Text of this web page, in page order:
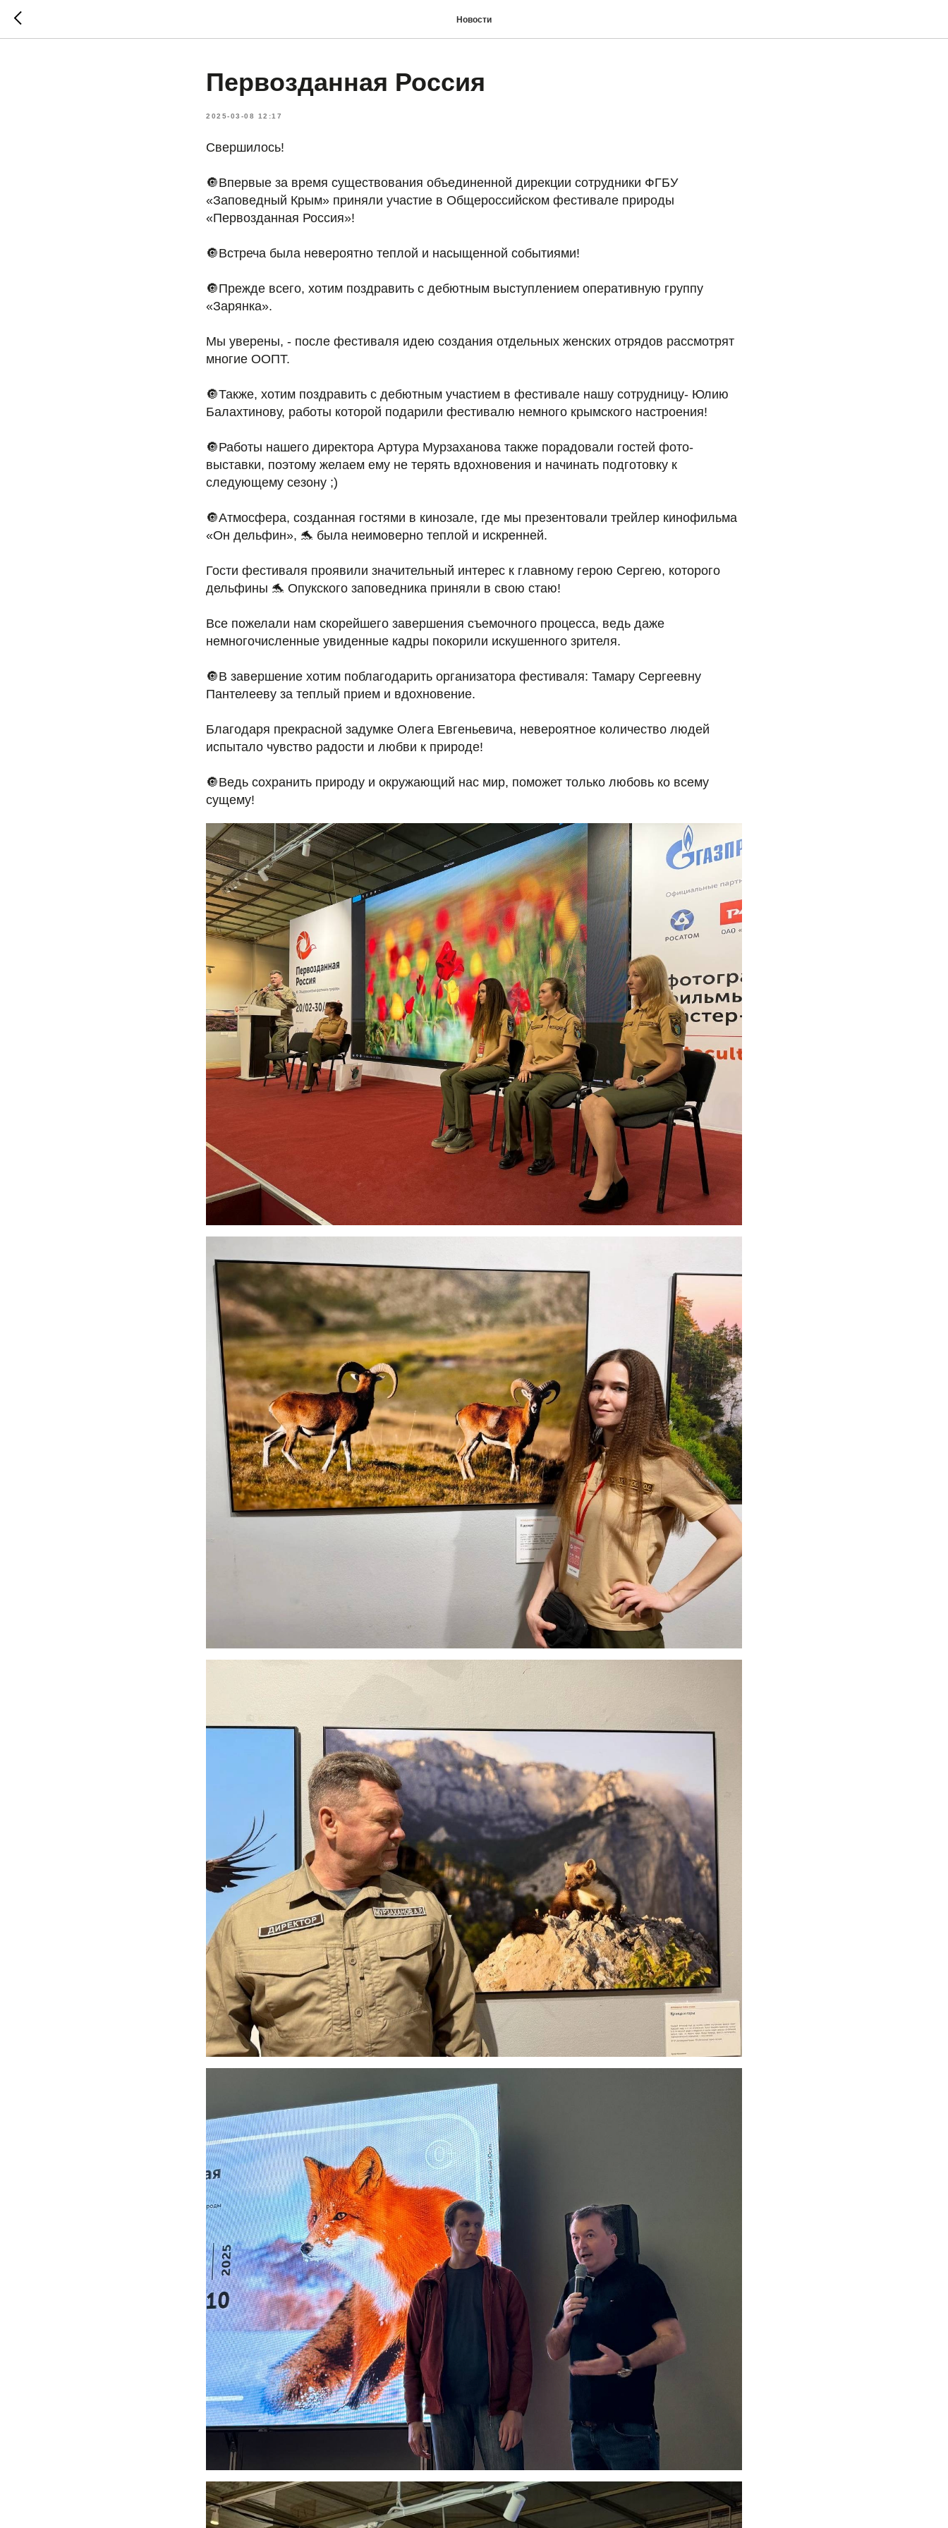
Новости
Первозданная Россия
2025-03-08 12:17
Свершилось!
🔘Впервые за время существования объединенной дирекции сотрудники ФГБУ
«Заповедный Крым» приняли участие в Общероссийском фестивале природы
«Первозданная Россия»!
🔘Встреча была невероятно теплой и насыщенной событиями!
🔘Прежде всего, хотим поздравить с дебютным выступлением оперативную группу
«Зарянка».
Мы уверены, - после фестиваля идею создания отдельных женских отрядов рассмотрят
многие ООПТ.
🔘Также, хотим поздравить с дебютным участием в фестивале нашу сотрудницу- Юлию
Балахтинову, работы которой подарили фестивалю немного крымского настроения!
🔘Работы нашего директора Артура Мурзаханова также порадовали гостей фото-
выставки, поэтому желаем ему не терять вдохновения и начинать подготовку к
следующему сезону ;)
🔘Атмосфера, созданная гостями в кинозале, где мы презентовали трейлер кинофильма
«Он дельфин», 🐬 была неимоверно теплой и искренней.
Гости фестиваля проявили значительный интерес к главному герою Сергею, которого
дельфины 🐬 Опукского заповедника приняли в свою стаю!
Все пожелали нам скорейшего завершения съемочного процесса, ведь даже
немногочисленные увиденные кадры покорили искушенного зрителя.
🔘В завершение хотим поблагодарить организатора фестиваля: Тамару Сергеевну
Пантелееву за теплый прием и вдохновение.
Благодаря прекрасной задумке Олега Евгеньевича, невероятное количество людей
испытало чувство радости и любви к природе!
🔘Ведь сохранить природу и окружающий нас мир, поможет только любовь ко всему
сущему!